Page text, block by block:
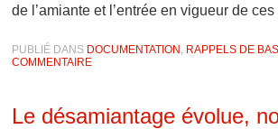
de l’amiante et l’entrée en vigueur de
PUBLIÉ DANS DOCUMENTATION , RAPPELS DE
COMMENTAIRE
Le désamiantage évolue,